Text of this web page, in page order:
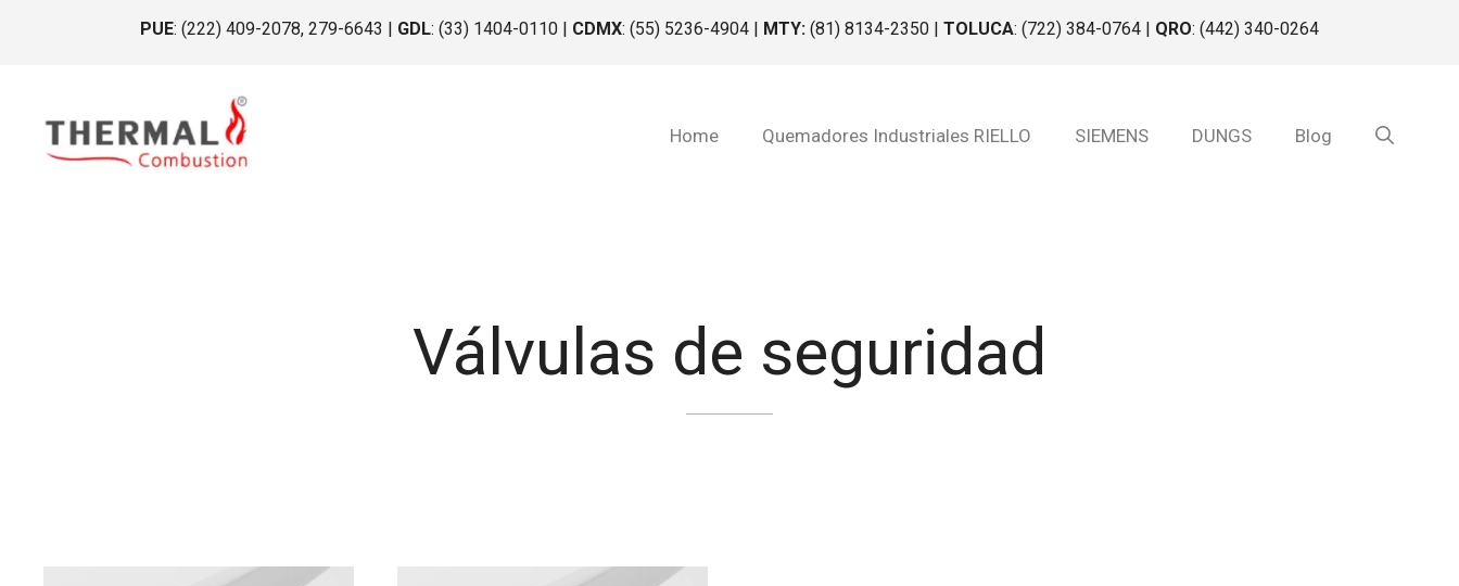
PUE: (222) 409-2078, 279-6643 | GDL: (33) 1404-0110 | CDMX: (55) 5236-4904 | MTY: (81) 8134-2350 | TOLUCA: (722) 384-0764 | QRO: (442) 340-0264
Home Quemadores Industriales RIELLO SIEMENS DUNGS Blog
Válvulas de seguridad